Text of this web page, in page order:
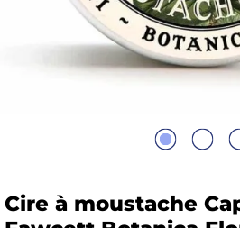
Cire à moustache